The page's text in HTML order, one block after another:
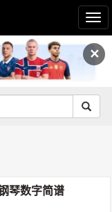
✕
琴数字简谱